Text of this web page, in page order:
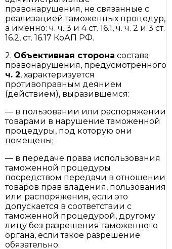
правонарушения, не связанные с
реализацией таможенных процедур,
а именно: ч. ч. 3 и 4 ст. 16.1, ч. ч. 2 и 3 ст.
16.2, ст. 16.17 КоАП РФ.
2. Объективная сторона состава
правонарушения, предусмотренного
ч. 2, характеризуется
противоправным деянием
(действием), выразившемся:
— в пользовании или распоряжении
товарами в нарушение таможенной
процедуры, под которую они
помещены;
— в передаче права использования
таможенной процедуры
посредством передачи в отношении
товаров прав владения, пользования
или распоряжения, если это
допускается в соответствии с
таможенной процедурой, другому
лицу без разрешения таможенного
органа, если такое разрешение
обязательно.